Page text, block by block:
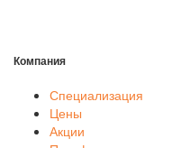
Компания
Специализация
Цены
Акции